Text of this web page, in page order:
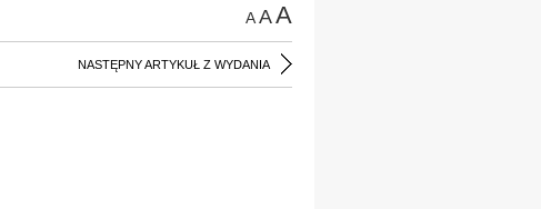
AAA
NASTĘPNY ARTYKUŁ Z WYDANIA